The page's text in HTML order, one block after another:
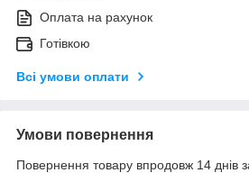
Оплата на рахунок
Готівкою
Всі умови оплати
Умови повернення
Повернення товару впродовж 14 днів